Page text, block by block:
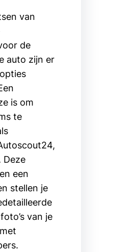
van
de
auto zijn er
is om
te
Deze
een
stellen je
van je